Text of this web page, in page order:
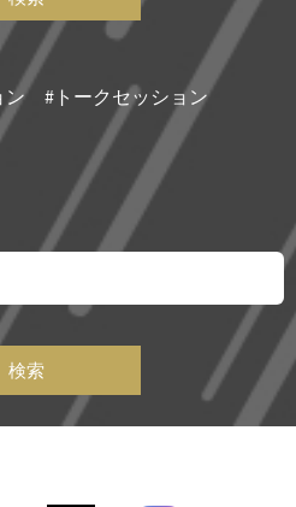
ン トークセッション